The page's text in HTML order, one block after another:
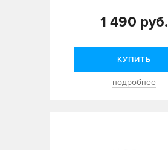
1 490 руб.
КУПИТЬ
подробнее